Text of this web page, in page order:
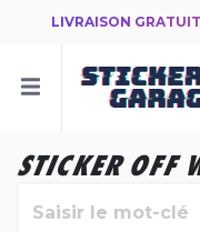
LIVRAISON
STICKER OFF